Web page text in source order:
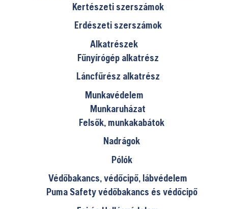
Kertészeti szerszámok
Erdészeti szerszámok
Alkatrészek
Fűnyírógép alkatrész
Láncfűrész alkatrész
Munkavédelem
Munkaruházat
Felsők, munkakabátok
Nadrágok
Pólók
Védőbakancs, védőcipő, lábvédelem
Puma Safety védőbakancs és védőcipő